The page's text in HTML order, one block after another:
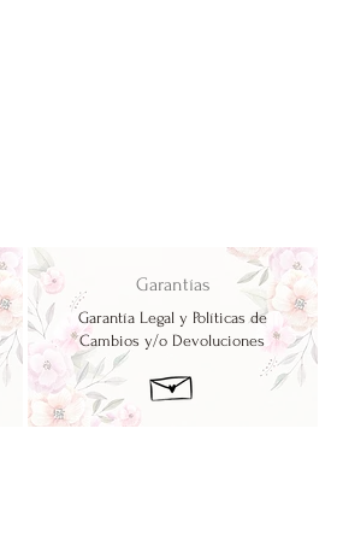
Garantías
Garantía Legal y Políticas de
Cambios y/o Devoluciones